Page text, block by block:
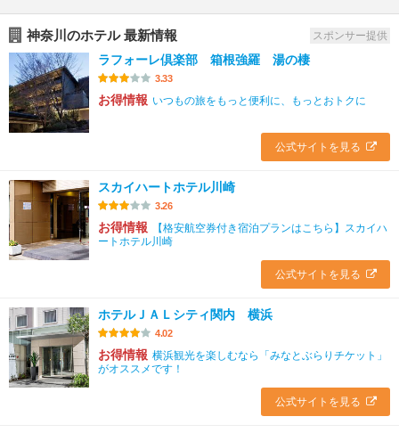
神奈川のホテル 最新情報 スポンサー提供
ラフォーレ倶楽部 箱根強羅 湯の棲
3.33
お得情報 いつもの旅をもっと便利に、もっとおトクに
公式サイトを見る
スカイハートホテル川崎
3.26
お得情報
【格安航空券付き宿泊プランはこちら】スカイハ
ートホテル川崎
公式サイトを見る
ホテルＪＡＬシティ関内 横浜
4.02
お得情報 横浜観光を楽しむなら「みなとぶらりチケット」
がオススメです！
公式サイトを見る